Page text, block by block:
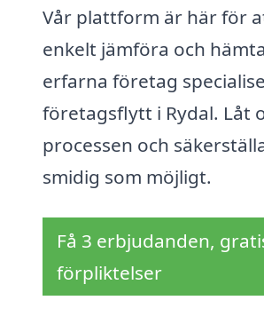
Vår plattform är här för
enkelt jämföra och
erfarna företag
företagsflytt i Rydal. Låt
processen och
smidig som möjligt.
Få 3 erbjudanden,
förpliktelser